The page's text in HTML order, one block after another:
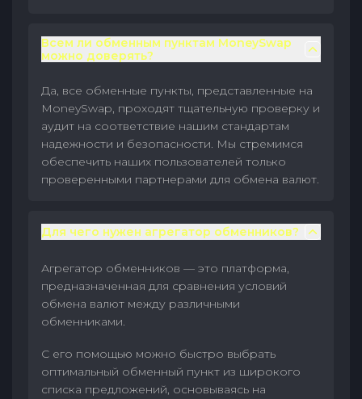
Всем ли обменным пунктам MoneySwap
можно доверять?
Да, все обменные пункты, представленные на
MoneySwap, проходят тщательную проверку и
аудит на соответствие нашим стандартам
надежности и безопасности. Мы стремимся
обеспечить наших пользователей только
проверенными партнерами для обмена валют.
Для чего нужен агрегатор обменников?
Агрегатор обменников — это платформа,
предназначенная для сравнения условий
обмена валют между различными
обменниками.
С его помощью можно быстро выбрать
оптимальный обменный пункт из широкого
списка предложений, основываясь на